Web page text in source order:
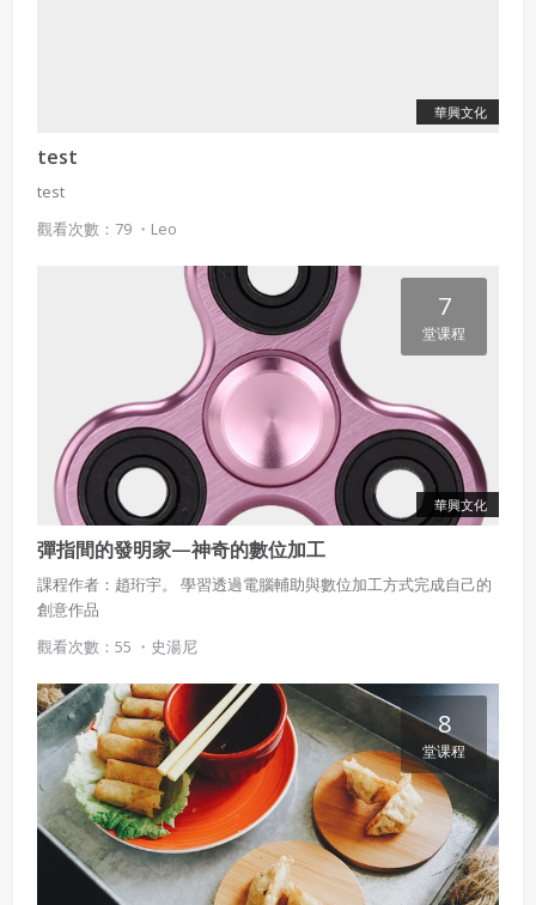
華興文化
test
test
觀看次數：79 ・ Leo
華興文化
7
堂课程
彈指間的發明家—神奇的數位加工
課程作者：趙珩宇。 學習透過電腦輔助與數位加工方式完成自己的
創意作品
觀看次數：55 ・ 史湯尼
8
堂课程